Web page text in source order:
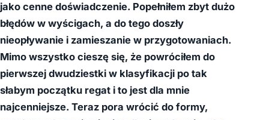
jako cenne doświadczenie. Popełniłem zbyt dużo
błędów w wyścigach, a do tego doszły
nieopływanie i zamieszanie w przygotowaniach.
Mimo wszystko cieszę się, że powróciłem do
pierwszej dwudziestki w klasyfikacji po tak
słabym początku regat i to jest dla mnie
najcenniejsze. Teraz pora wrócić do formy,